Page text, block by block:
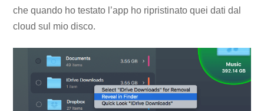
che quando ho testato l’app ho ripristinato quei dati dal
cloud sul mio disco.